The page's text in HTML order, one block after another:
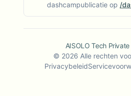
dashcampublicatie op /
AISOLO Tech
© 2026 Alle rechten
Privacybeleid